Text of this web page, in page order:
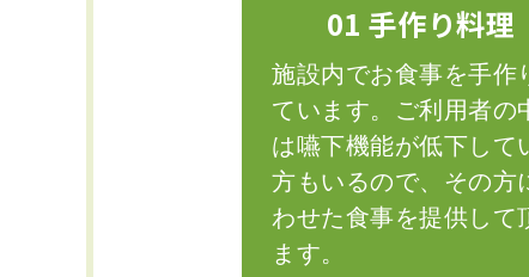
01 手作り料理
施設内でお食事を手作
ています。ご利用者の
は嚥下機能が低下して
方もいるので、その方
わせた食事を提供して
ます。